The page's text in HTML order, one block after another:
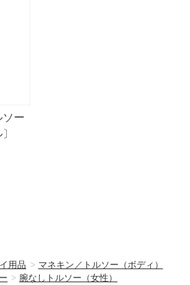
ー
用品 > マネキン／トルソー（ボディ）
> 腕なしトルソー（女性）